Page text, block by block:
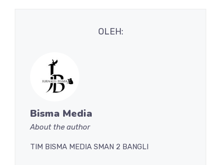
OLEH:
Bisma Media
About the author
TIM BISMA MEDIA SMAN 2 BANGLI